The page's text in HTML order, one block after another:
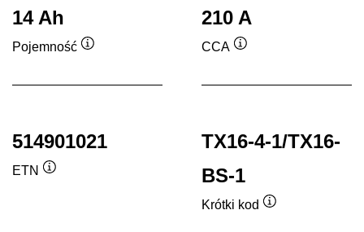
14 Ah
Pojemność
210 A
CCA
514901021
ETN
TX16-4-1/TX16-
BS-1
Krótki kod